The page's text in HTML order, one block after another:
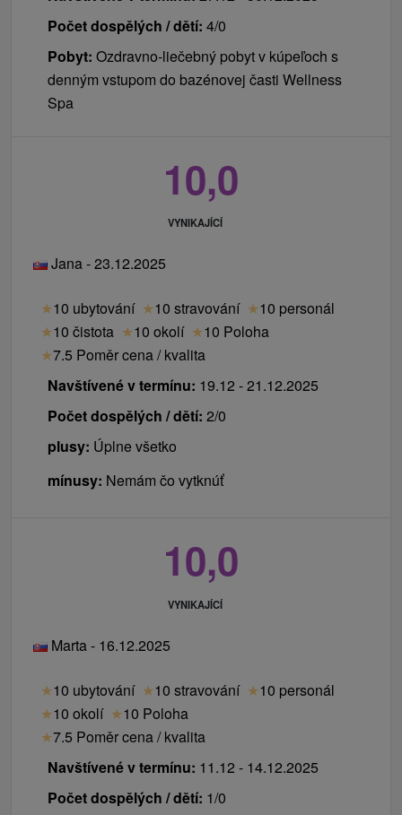
Počet dospělých / dětí: 4/0
Pobyt: Ozdravno-liečebný pobyt v kúpeľoch s
denným vstupom do bazénovej časti Wellness
Spa
10,0
VYNIKAJÍCÍ
Jana - 23.12.2025
★10 ubytování ★10 stravování ★10 personál
★10 čistota ★10 okolí ★10 Poloha
★7.5 Poměr cena / kvalita
Navštívené v termínu: 19.12 - 21.12.2025
Počet dospělých / dětí: 2/0
plusy: Úplne všetko
mínusy: Nemám čo vytknúť
10,0
VYNIKAJÍCÍ
Marta - 16.12.2025
★10 ubytování ★10 stravování ★10 personál
★10 okolí ★10 Poloha
★7.5 Poměr cena / kvalita
Navštívené v termínu: 11.12 - 14.12.2025
Počet dospělých / dětí: 1/0